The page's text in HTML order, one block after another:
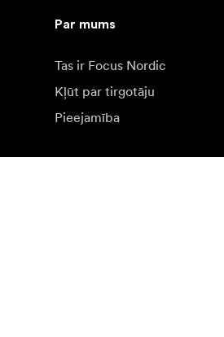
Par mums
Tas ir Focus Nordic
Kļūt par tirgotāju
Pieejamība